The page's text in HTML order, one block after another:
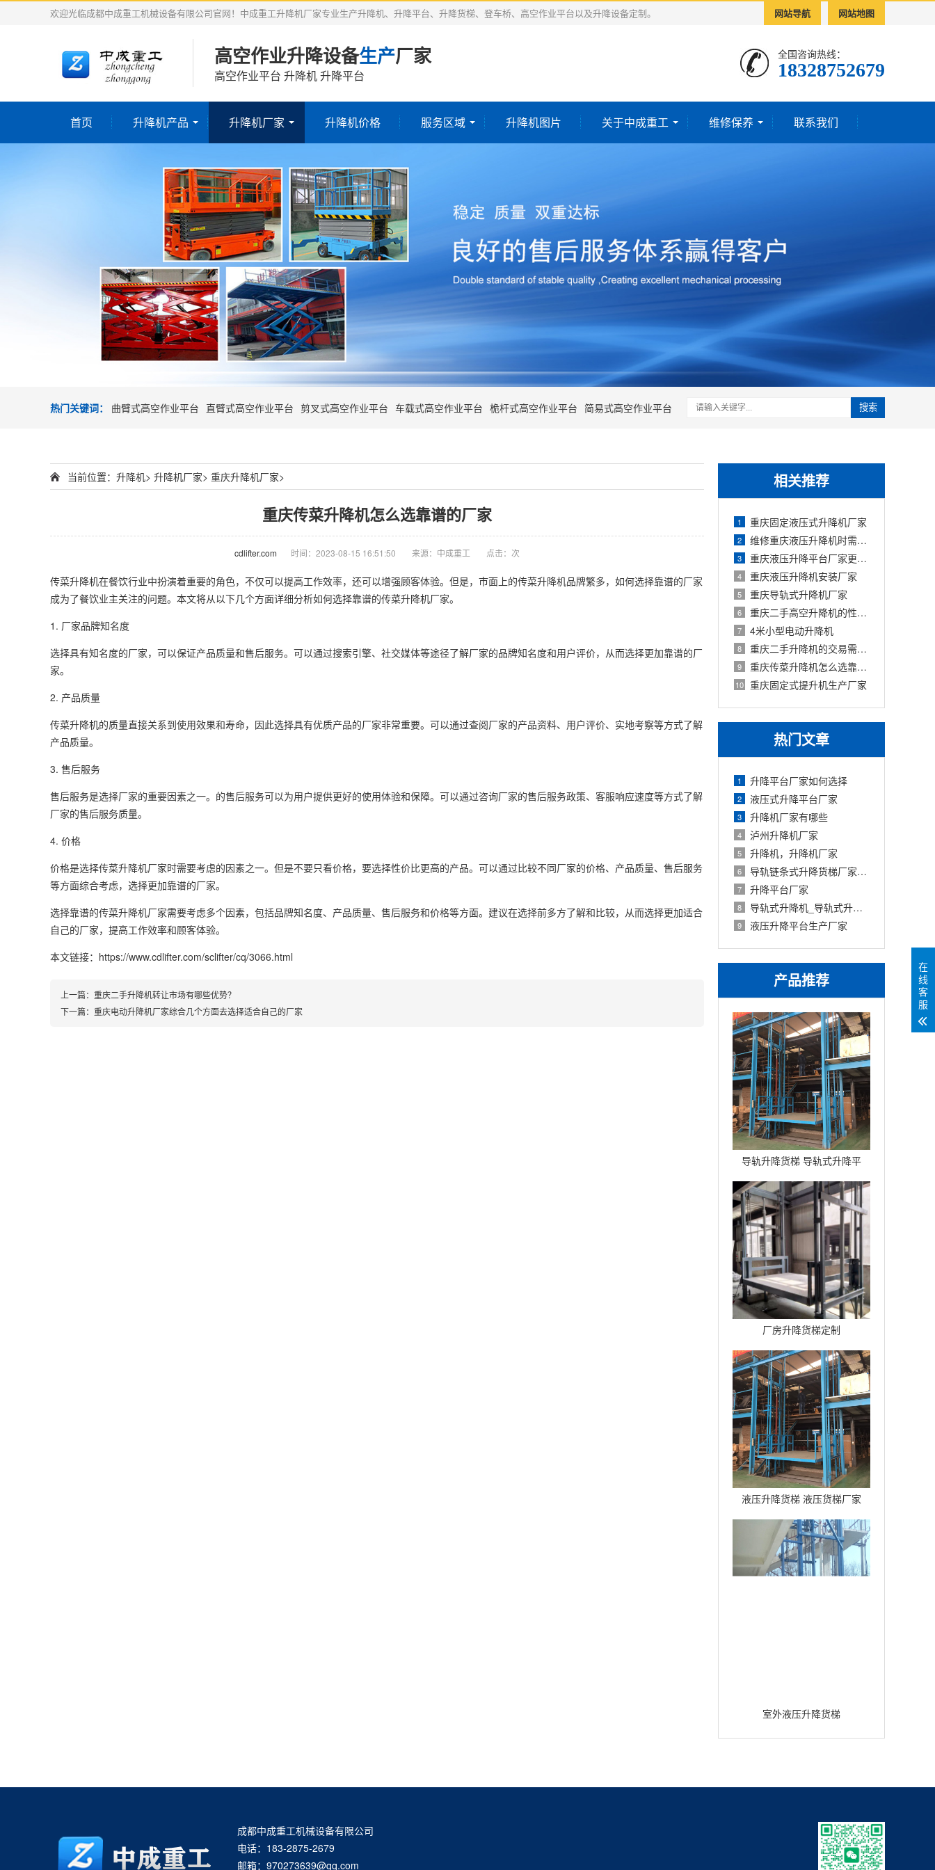
网站导航 网站地图
欢迎光临成都中成重工机械设备有限公司官网！中成重工升降机厂家专业生产升降机、升降平台、升降货梯、登车桥、高空作业平台以及升降设备定制。
高空作业升降设备生产厂家
高空作业平台 升降机 升降平台
全国咨询热线：
18328752679‬
首页 升降机产品 升降机厂家 升降机价格 服务区域 升降机图片 关于中成重工 维修保养 联系我们
热门关键词： 曲臂式高空作业平台 直臂式高空作业平台 剪叉式高空作业平台 车载式高空作业平台 桅杆式高空作业平台 简易式高空作业平台 搜索
相关推荐
1 重庆固定液压式升降机厂家
2 维修重庆液压升降机时需要注意什么问题
3 重庆液压升降平台厂家更换油管的方法
4 重庆液压升降机安装厂家
5 重庆导轨式升降机厂家
6 重庆二手高空升降机的性能和优缺点
7 4米小型电动升降机
8 重庆二手升降机的交易需要注意几点
9 重庆传菜升降机怎么选靠谱的厂家
10 重庆固定式提升机生产厂家
热门文章
1 升降平台厂家如何选择
2 液压式升降平台厂家
3 升降机厂家有哪些
4 泸州升降机厂家
5 升降机，升降机厂家
6 导轨链条式升降货梯厂家定制
7 升降平台厂家
8 导轨式升降机_导轨式升降平台厂家
9 液压升降平台生产厂家
产品推荐
导轨升降货梯 导轨式升降平
台
厂房升降货梯定制
液压升降货梯 液压货梯厂家
室外液压升降货梯
当前位置： 升降机> 升降机厂家> 重庆升降机厂家>
重庆传菜升降机怎么选靠谱的厂家
cdlifter.com 时间：2023-08-15 16:51:50 来源：中成重工 点击： 次
传菜升降机在餐饮行业中扮演着重要的角色，不仅可以提高工作效率，还可以增强顾客体验。但是，市面上的传菜升降机品牌繁多，如何选择靠谱的厂家
成为了餐饮业主关注的问题。本文将从以下几个方面详细分析如何选择靠谱的传菜升降机厂家。
1. 厂家品牌知名度
选择具有知名度的厂家，可以保证产品质量和售后服务。可以通过搜索引擎、社交媒体等途径了解厂家的品牌知名度和用户评价，从而选择更加靠谱的厂
家。
2. 产品质量
传菜升降机的质量直接关系到使用效果和寿命，因此选择具有优质产品的厂家非常重要。可以通过查阅厂家的产品资料、用户评价、实地考察等方式了解
产品质量。
3. 售后服务
售后服务是选择厂家的重要因素之一。的售后服务可以为用户提供更好的使用体验和保障。可以通过咨询厂家的售后服务政策、客服响应速度等方式了解
厂家的售后服务质量。
4. 价格
价格是选择传菜升降机厂家时需要考虑的因素之一。但是不要只看价格，要选择性价比更高的产品。可以通过比较不同厂家的价格、产品质量、售后服务
等方面综合考虑，选择更加靠谱的厂家。
选择靠谱的传菜升降机厂家需要考虑多个因素，包括品牌知名度、产品质量、售后服务和价格等方面。建议在选择前多方了解和比较，从而选择更加适合
自己的厂家，提高工作效率和顾客体验。
本文链接：https://www.cdlifter.com/sclifter/cq/3066.html
上一篇： 重庆二手升降机转让市场有哪些优势？
下一篇： 重庆电动升降机厂家综合几个方面去选择适合自己的厂家
成都中成重工机械设备有限公司
电话：183-2875-2679
邮箱：970273639@qq.com
在
线
客
服